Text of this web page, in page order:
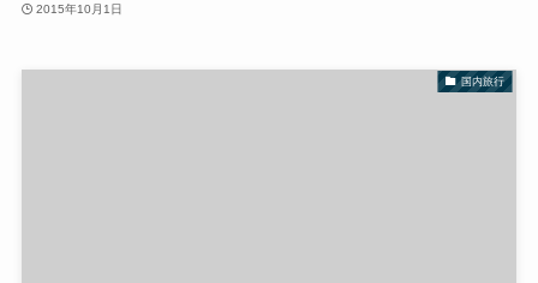
2015年10月1日
国内旅行